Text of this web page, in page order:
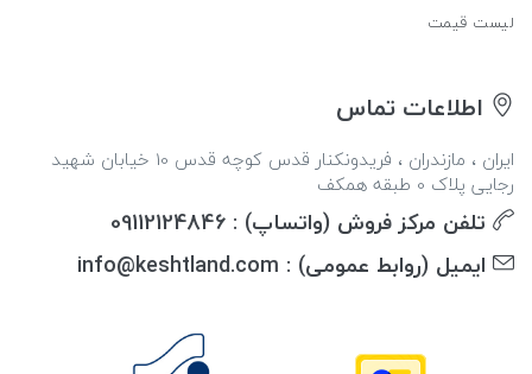
لیست قیمت
اطلاعات تماس
ایران ، مازندران ، فریدونکنار قدس کوچه قدس 10 خیابان شهید
رجایی پلاک 0 طبقه همکف
تلفن مرکز فروش (واتساپ) : 09112124846
ایمیل (روابط عمومی) : info@keshtland.com